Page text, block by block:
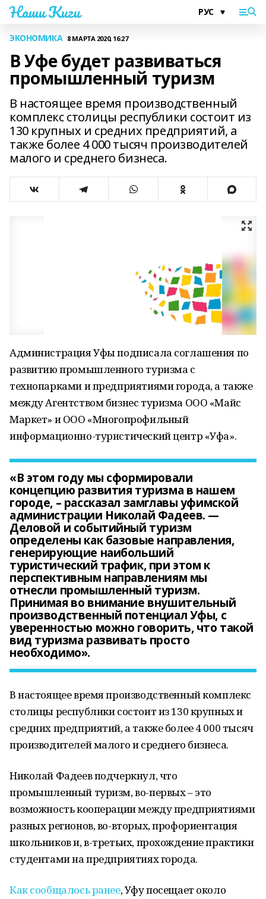
Наши Киги
ЭКОНОМИКА 8 МАРТА 2020, 16:27
В Уфе будет развиваться
промышленный туризм
В настоящее время производственный
комплекс столицы республики состоит из
130 крупных и средних предприятий, а
также более 4 000 тысяч производителей
малого и среднего бизнеса.
Администрация Уфы подписала соглашения по
развитию промышленного туризма с
технопарками и предприятиями города, а также
между Агентством бизнес туризма ООО «Майс
Маркет» и ООО «Многопрофильный
информационно-туристический центр «Уфа».
«В этом году мы сформировали
концепцию развития туризма в нашем
городе, – рассказал замглавы уфимской
администрации Николай Фадеев. —
Деловой и событийный туризм
определены как базовые направления,
генерирующие наибольший
туристический трафик, при этом к
перспективным направлениям мы
отнесли промышленный туризм.
Принимая во внимание внушительный
производственный потенциал Уфы, с
уверенностью можно говорить, что такой
вид туризма развивать просто
необходимо».
В настоящее время производственный комплекс
столицы республики состоит из 130 крупных и
средних предприятий, а также более 4 000 тысяч
производителей малого и среднего бизнеса.
Николай Фадеев подчеркнул, что
промышленный туризм, во-первых – это
возможность кооперации между предприятиями
разных регионов, во-вторых, профориентация
школьников и, в-третьих, прохождение практики
студентами на предприятиях города.
Как сообщалось ранее, Уфу посещает около